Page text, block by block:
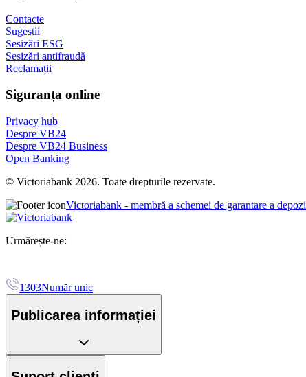
Contacte
Sugestii
Sesizări ESG
Sesizări antifraudă
Reclamații
Siguranța online
Privacy hub
Despre VB24
Despre VB24 Business
Open Banking
© Victoriabank 2026. Toate drepturile rezervate.
Victoriabank - membră a schemei de garantare a
Urmărește-ne:
1303Număr unic
Publicarea informației